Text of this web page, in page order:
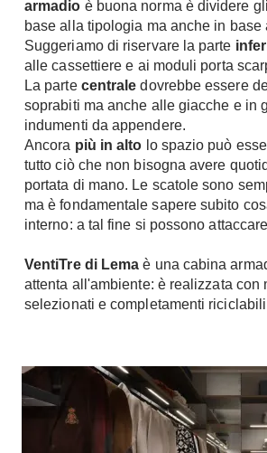
Giardino
Arredo giardino
Tende da sole
Gazebo
Fai
Il fai
armadio è buona norma è dividere
base alla tipologia ma anche in base
Suggeriamo di riservare la parte
alle cassettiere e ai moduli porta
La parte centrale dovrebbe essere
soprabiti ma anche alle giacche e in
indumenti da appendere.
Ancora più in alto lo spazio può
tutto ciò che non bisogna avere
portata di mano. Le scatole sono
ma è fondamentale sapere subito
interno: a tal fine si possono
VentiTre di Lemaè una cabina
attenta all'ambiente: è realizzata con
selezionati e completamenti